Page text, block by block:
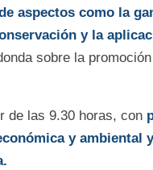
aspectos como la
y la
sobre la
de las 9.30 horas, con
y ambiental